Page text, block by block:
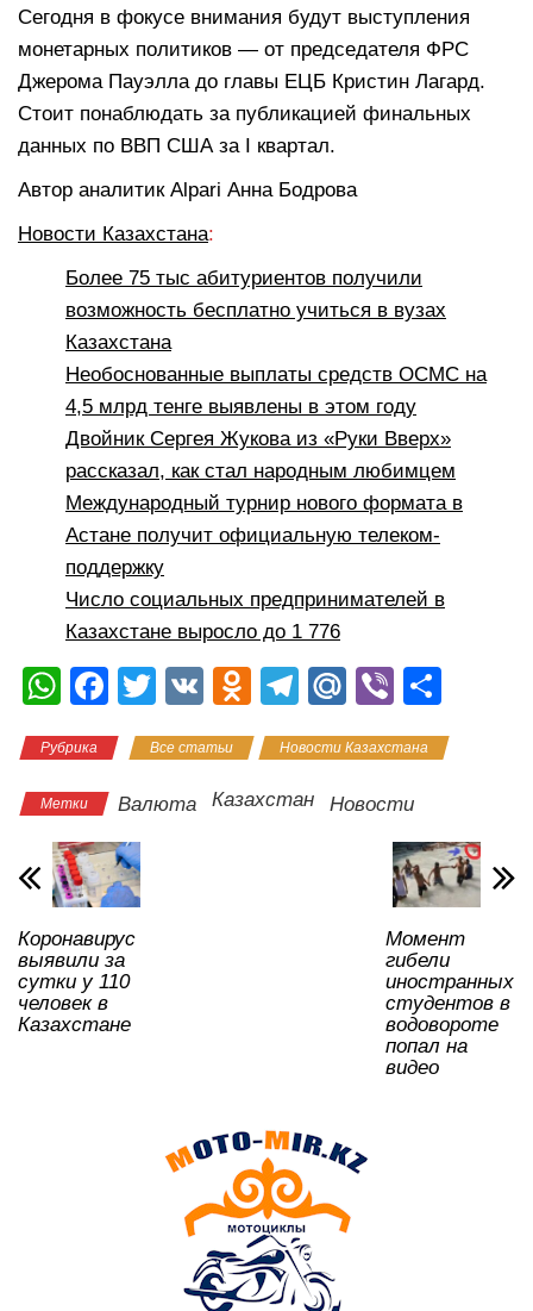
Сегодня в фокусе внимания будут выступления
монетарных политиков — от председателя ФРС
Джерома Пауэлла до главы ЕЦБ Кристин Лагард.
Стоит понаблюдать за публикацией финальных
данных по ВВП США за I квартал.
Автор аналитик Alpari Анна Бодрова
Новости Казахстана:
Более 75 тыс абитуриентов получили
возможность бесплатно учиться в вузах
Казахстана
Необоснованные выплаты средств ОСМС на
4,5 млрд тенге выявлены в этом году
Двойник Сергея Жукова из «Руки Вверх»
рассказал, как стал народным любимцем
Международный турнир нового формата в
Астане получит официальную телеком-
поддержку
Число социальных предпринимателей в
Казахстане выросло до 1 776
W
at
s
A
p
p
F
c
e
b
o
o
k
T
tt
er
V
O
n
o
T
e
gr
M
.R
u
Vi
er р
в
и
ть
Рубрика Все статьи Новости Казахстана
Метки Валюта Казахстан Новости
Коронавирус
выявили за
сутки у 110
человек в
Казахстане
Момент
гибели
иностранных
студентов в
водовороте
попал на
видео